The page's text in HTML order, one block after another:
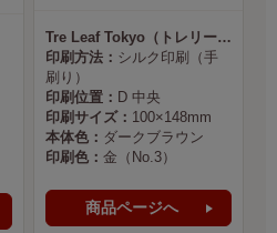
Tre Leaf Tokyo（トレリーフ東京） 様
印刷方法： シルク印刷（手
刷り）
印刷位置： D 中央
印刷サイズ： 100×148mm
本体色： ダークブラウン
印刷色： 金（No.3）
商品ページへ